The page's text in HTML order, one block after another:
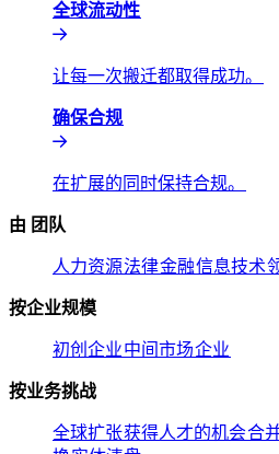
全球流动性​​
让每一次搬迁都取得成功。​​
确保合规​​
在扩展的同时保持合规。​​
由 团队​​
人力资源​​法律​​金融​​信息技术​​
按企业规模​​
初创企业​​中间市场​​企业​​
按业务挑战​​
全球扩张​​获得人才的机会​​合